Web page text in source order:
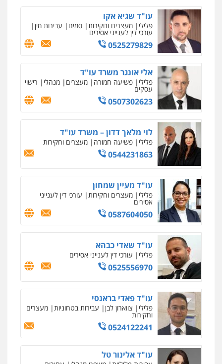
עו"ד אסף דוק
פלילי עבירות מין סמים והימורים פשיעה
חמורה חקירות ומעצרים צווארון לבן והונאה
0526885006
עו"ד שגיא אקו
פלילי מעצרים וחקירות סמים עבירות מין
עורכי דין לענייני אסירים
0525279829
אלי אונגר משרד עו"ד
פלילי פשיעה חמורה מעצרים מנהלי רישוי
עסקים
0507302623
לוי מלאך דדון – משרד עו"ד
פלילי פשיעה חמורה מעצרים וחקירות
0544231863
עו"ד מעיין שמחון
פלילי מעצרים וחקירות עורכי דין לענייני
אסירים
0587604050
עו"ד שאדי כבהא
פלילי עורכי דין לענייני אסירים
0525556970
עו"ד פאדי בראנסי
פלילי צווארון לבן עבירות בטחוניות מעצרים
וחקירות
0524122241
עו"ד אלינור טל